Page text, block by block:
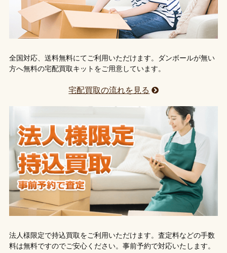
全国対応、送料無料にてご利用いただけます。ダンボールが無い
方へ無料の宅配買取キットをご用意しています。
宅配買取の流れを見る
法人様限定で持込買取をご利用いただけます。査定料などの手数
料は無料ですのでご安心ください。事前予約で対応いたします。